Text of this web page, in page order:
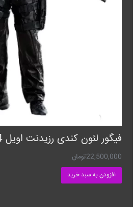
فیگور لئون کندی رزیدنت اویل 4
22,500,000تومان
افزودن به سبد خرید